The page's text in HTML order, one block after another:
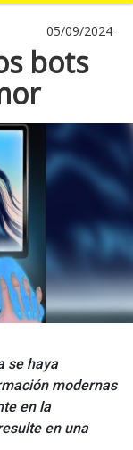
05/09/2024
bots
se haya
modernas
en la
en una